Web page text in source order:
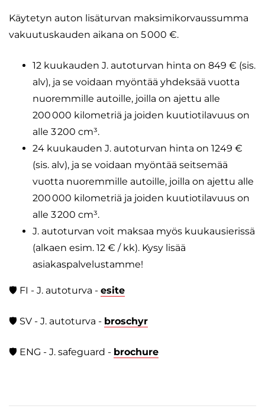
Käytetyn auton lisäturvan maksimikorvaussumma
vakuutuskauden aikana on 5 000 €.
12 kuukauden J. autoturvan hinta on 849 € (sis.
alv), ja se voidaan myöntää yhdeksää vuotta
nuoremmille autoille, joilla on ajettu alle
200 000 kilometriä ja joiden kuutiotilavuus on
alle 3 200 cm³.
24 kuukauden J. autoturvan hinta on 1249 €
(sis. alv), ja se voidaan myöntää seitsemää
vuotta nuoremmille autoille, joilla on ajettu alle
200 000 kilometriä ja joiden kuutiotilavuus on
alle 3 200 cm³.
J. autoturvan voit maksaa myös kuukausierissä
(alkaen esim. 12 € / kk). Kysy lisää
asiakaspalvelustamme!
🛡️ FI - J. autoturva - esite
🛡️ SV - J. autoturva - broschyr
🛡️ ENG - J. safeguard - brochure